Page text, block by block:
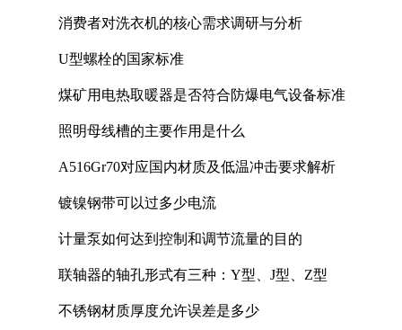
消费者对洗衣机的核心需求调研与分析
U型螺栓的国家标准
煤矿用电热取暖器是否符合防爆电气设备标准
照明母线槽的主要作用是什么
A516Gr70对应国内材质及低温冲击要求解析
镀镍钢带可以过多少电流
计量泵如何达到控制和调节流量的目的
联轴器的轴孔形式有三种：Y型、J型、Z型
不锈钢材质厚度允许误差是多少